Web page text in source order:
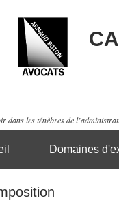
dans les ténèbres de
Domaines